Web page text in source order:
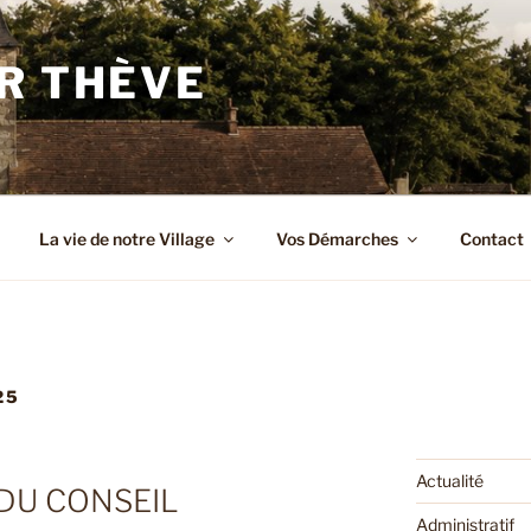
THÈVE
La vie de notre Village Vos Démarches Contact
CONSEIL
Actualité
Administratif